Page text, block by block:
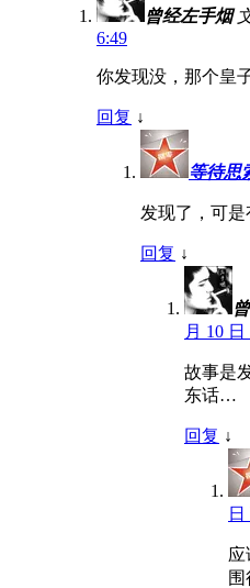
曾经左手烟
6:49
你发现没，那个皇
回复 ↓
等待思
发现了，可是
回复 ↓
月 10
故事是
东话…
回复 ↓
应
围